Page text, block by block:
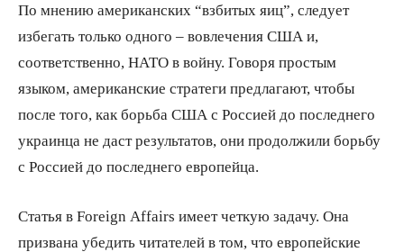
По мнению американских “взбитых яиц”, следует
избегать только одного – вовлечения США и,
соответственно, НАТО в войну. Говоря простым
языком, американские стратеги предлагают, чтобы
после того, как борьба США с Россией до последнего
украинца не даст результатов, они продолжили борьбу
с Россией до последнего европейца.
Статья в Foreign Affairs имеет четкую задачу. Она
призвана убедить читателей в том, что европейские